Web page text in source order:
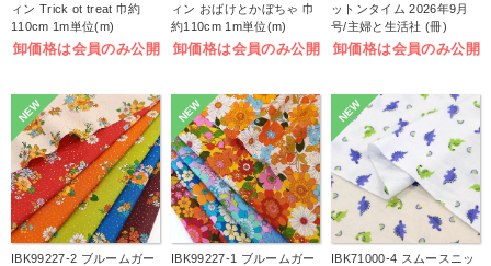
ィン Trick ot treat 巾約
110cm 1m単位(m)
卸価格は会員のみ公開
ィン おばけとかぼちゃ 巾
約110cm 1m単位(m)
卸価格は会員のみ公開
ットンタイム 2026年9月
号/主婦と生活社 (冊)
卸価格は会員のみ公開
NEW
IBK99227-2 ブルームガー
NEW
IBK99227-1 ブルームガー
NEW
IBK71000-4 スムースニッ